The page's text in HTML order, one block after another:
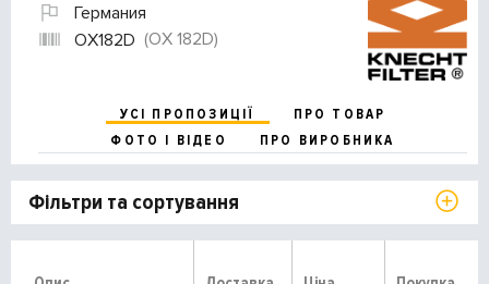
Германия
OX182D (OX 182D)
УСІ ПРОПОЗИЦІЇ
ПРО ТОВАР
ФОТО І ВІДЕО
ПРО ВИРОБНИКА
Фільтри та сортування